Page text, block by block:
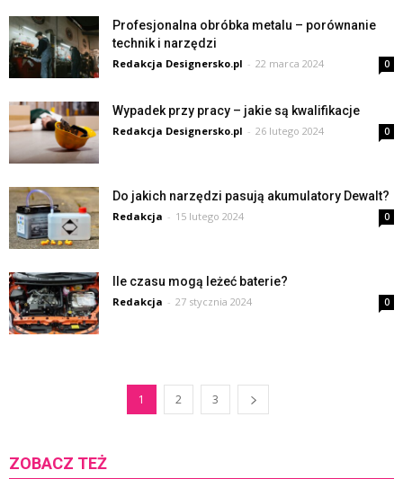
Profesjonalna obróbka metalu – porównanie
technik i narzędzi
Redakcja Designersko.pl - 22 marca 2024 0
Wypadek przy pracy – jakie są kwalifikacje
Redakcja Designersko.pl - 26 lutego 2024 0
Do jakich narzędzi pasują akumulatory Dewalt?
Redakcja - 15 lutego 2024 0
Ile czasu mogą leżeć baterie?
Redakcja - 27 stycznia 2024 0
1 2 3
ZOBACZ TEŻ